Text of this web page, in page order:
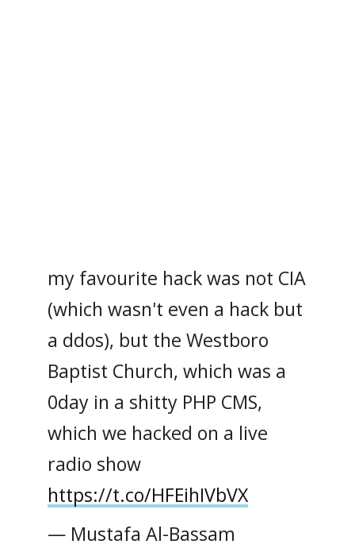
my favourite hack was not CIA
(which wasn't even a hack but
a ddos), but the Westboro
Baptist Church, which was a
0day in a shitty PHP CMS,
which we hacked on a live
radio show
https://t.co/HFEihIVbVX
— Mustafa Al-Bassam